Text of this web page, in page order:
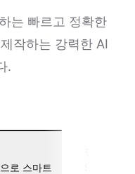
는 빠르고 정확한
작하는 강력한 AI
.
로 스마트